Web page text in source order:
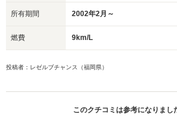
所有期間 2002年2月～
燃費 9km/L
投稿者：レゼルブチャンス（福岡県）
このクチコミは参考になりまし